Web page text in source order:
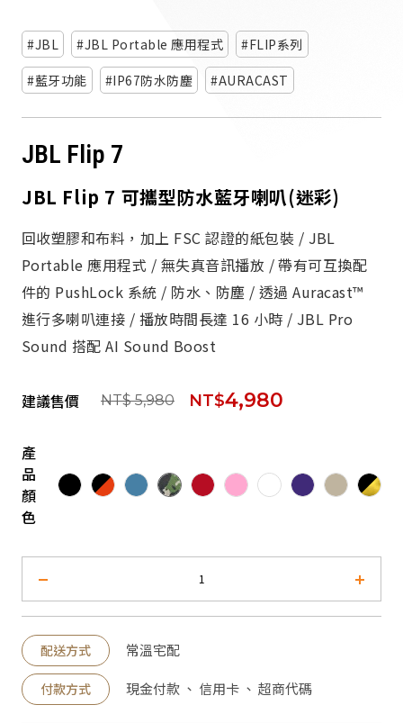
JBL JBL Portable 應用程式
FLIP系列
藍牙功能
IP67防水防塵 AURACAST
JBL Flip 7
JBL Flip 7 可攜型防水藍牙喇叭(迷彩)
回收塑膠和布料，加上 FSC 認證的紙包裝 / JBL
Portable 應用程式 / 無失真音訊播放 / 帶有可互換配
件的 PushLock 系統 / 防水、防塵 / 透過 Auracast™
進行多喇叭連接 / 播放時間長達 16 小時 / JBL Pro
Sound 搭配 AI Sound Boost
建議售價 NT$ 5,980 NT$4,980
產
品
顏
色
配送方式 常溫宅配
付款方式 現金付款 、 信用卡 、 超商代碼